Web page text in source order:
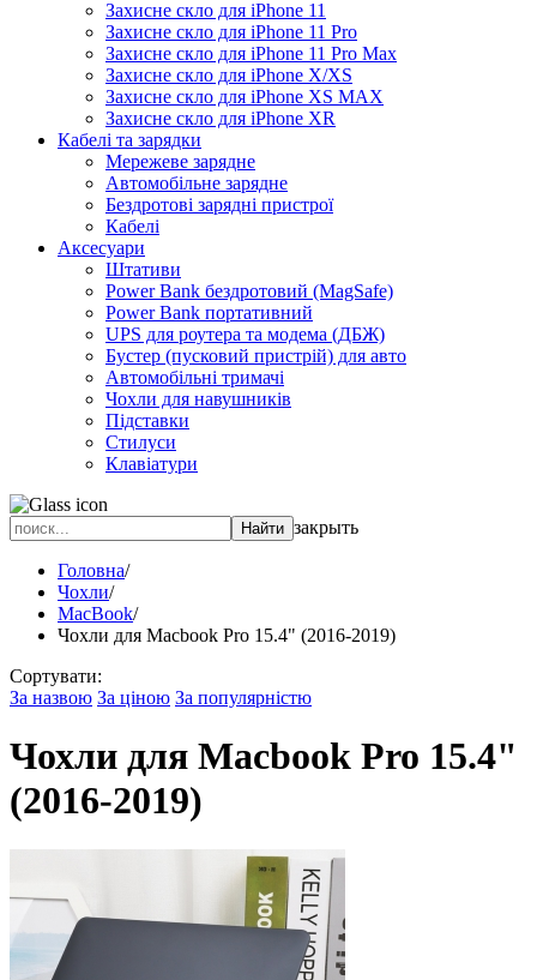
Захисне скло для iPhone 11
Захисне скло для iPhone 11 Pro
Захисне скло для iPhone 11 Pro Max
Захисне скло для iPhone X/XS
Захисне скло для iPhone XS MAX
Захисне скло для iPhone XR
Кабелі та зарядки
Мережеве зарядне
Автомобільне зарядне
Бездротові зарядні пристрої
Кабелі
Аксесуари
Штативи
Power Bank бездротовий (MagSafe)
Power Bank портативний
UPS для роутера та модема (ДБЖ)
Бустер (пусковий пристрій) для авто
Автомобільні тримачі
Чохли для навушників
Підставки
Стилуси
Клавіатури
закрыть
Головна/
Чохли/
MacBook/
Чохли для Macbook Pro 15.4" (2016-2019)
Сортувати:
За назвою За ціною За популярністю
Чохли для Macbook Pro 15.4"
(2016-2019)